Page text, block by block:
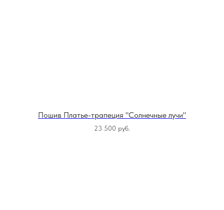
Пошив Платье-трапеция "Солнечные лучи"
23 500 руб.